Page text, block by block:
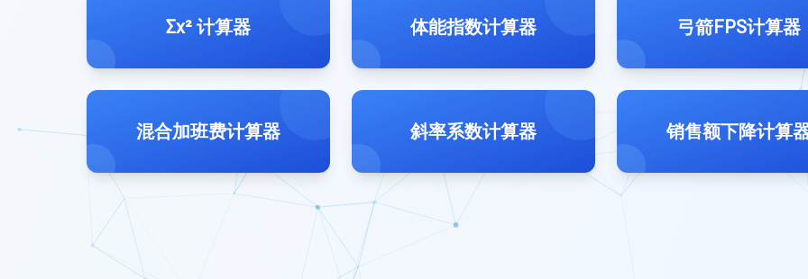
Σx² 计算器 体能指数计算器 弓箭FPS计算器
混合加班费计算器 斜率系数计算器 销售额下降计算